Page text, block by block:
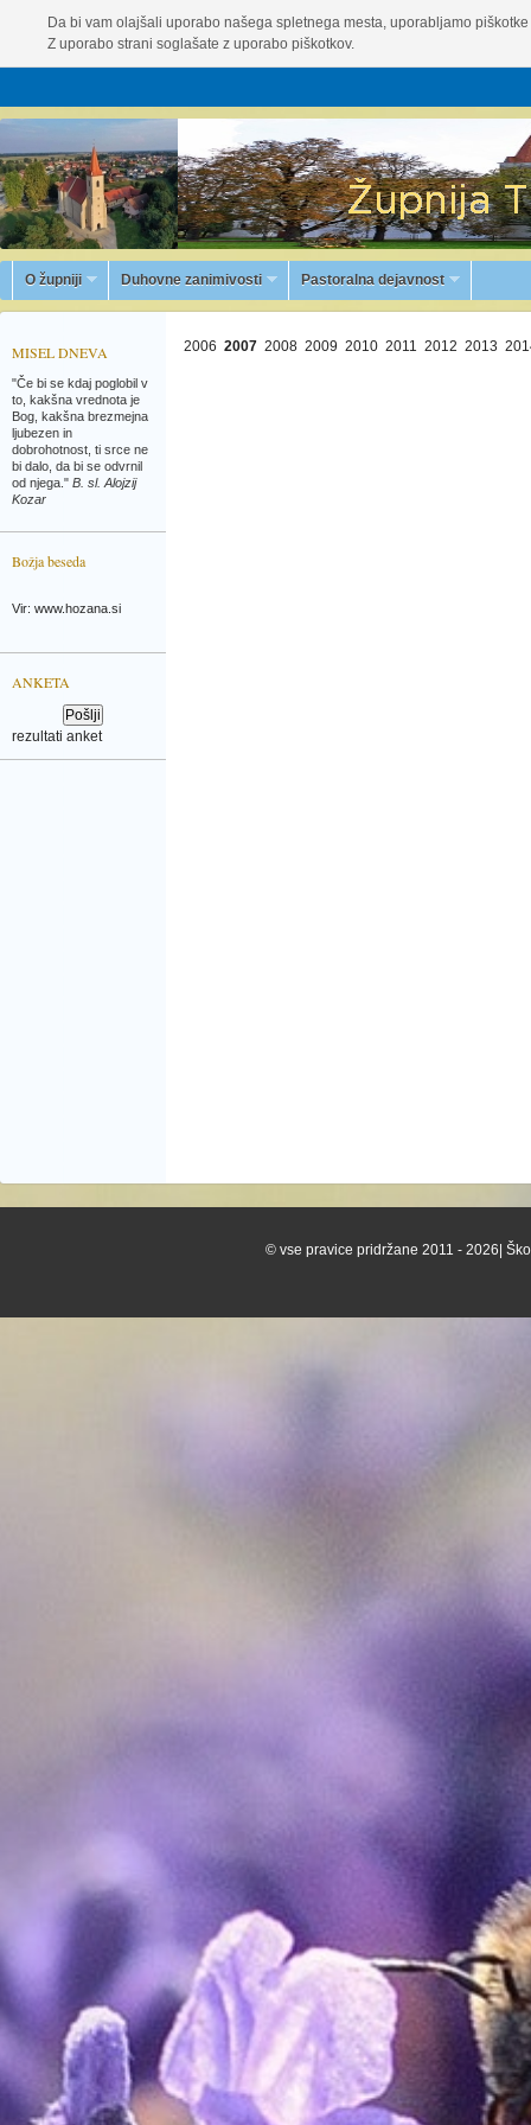
Da bi vam olajšali uporabo našega spletnega mesta, uporabljamo
Z uporabo strani soglašate z uporabo piškotkov.
O župniji Duhovne zanimivosti Pastoralna dejavnost
MISEL DNEVA
"Če bi se kdaj poglobil v
to, kakšna vrednota je
Bog, kakšna brezmejna
ljubezen in
dobrohotnost, ti srce ne
bi dalo, da bi se odvrnil
od njega." B. sl. Alojzij
Kozar
Božja beseda
Vir: www.hozana.si
ANKETA
rezultati anket
2006 2007 2008 2009 2010 2011 2012 2013
© vse pravice pridržane 2011 - 2026|